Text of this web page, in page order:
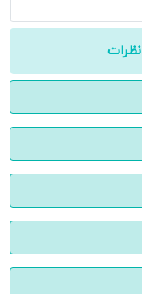
نظرات